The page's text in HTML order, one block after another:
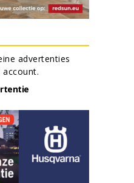
advertenties